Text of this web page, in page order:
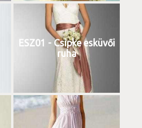
ESZ01 - Csipke esküvői
ruha